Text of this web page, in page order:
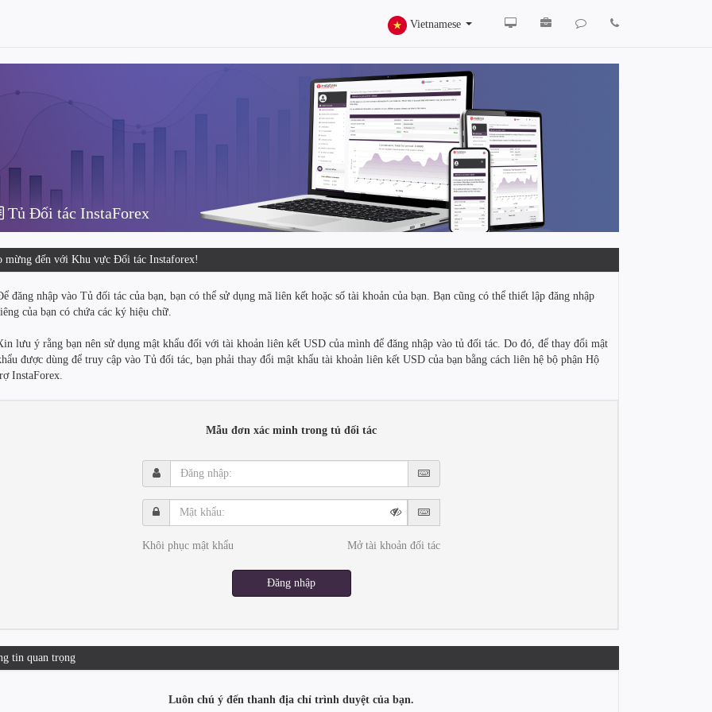
Vietnamese
Tủ Đối tác InstaForex
mừng đến với Khu vực Đối tác Instaforex!
đăng nhập vào Tủ đối tác của bạn, bạn có thể sử dụng mã liên kết hoặc số tài khoản của bạn. Bạn cũng có thể thiết lập đăng nhập
của bạn có chứa các ký hiệu chữ.
lưu ý rằng bạn nên sử dụng mật khẩu đối với tài khoản liên kết USD của mình để đăng nhập vào tủ đối tác. Do đó, để thay đổi mật
được dùng để truy cập vào Tủ đối tác, bạn phải thay đổi mật khẩu tài khoản liên kết USD của bạn bằng cách liên hệ bộ phận Hộ
InstaForex.
Mẫu đơn xác minh trong tủ đối tác
Đăng
nhập:
Mật
khẩu:
Khôi phục mật khẩu
Mở tài khoản đối tác
Đăng nhập
tin quan trọng
Luôn chú ý đến thanh địa chỉ trình duyệt của bạn.